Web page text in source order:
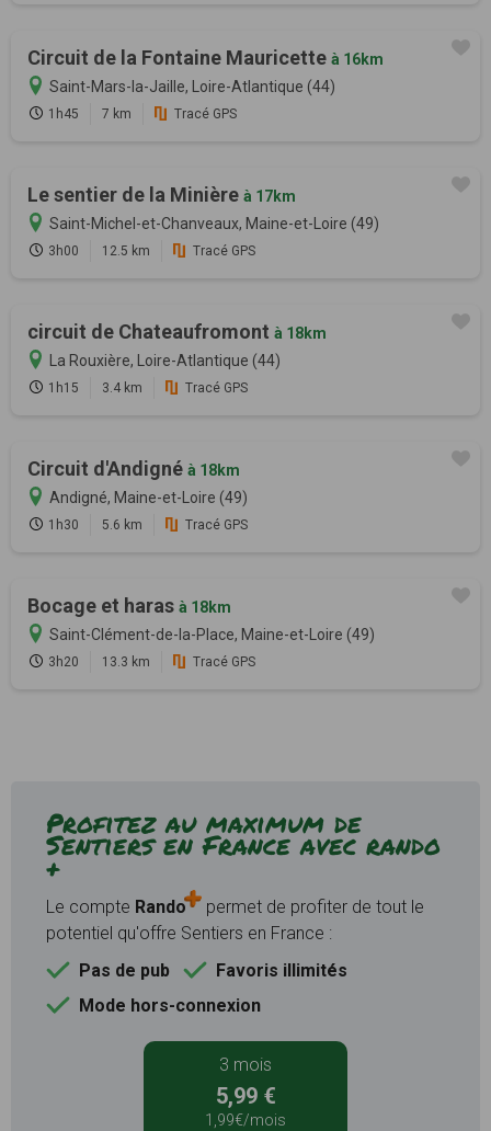
Circuit de la Fontaine Mauricette à 16km
Saint-Mars-la-Jaille, Loire-Atlantique (44)
1h45 7 km Tracé GPS
Le sentier de la Minière à 17km
Saint-Michel-et-Chanveaux, Maine-et-Loire (49)
3h00 12.5 km Tracé GPS
circuit de Chateaufromont à 18km
La Rouxière, Loire-Atlantique (44)
1h15 3.4 km Tracé GPS
Circuit d'Andigné à 18km
Andigné, Maine-et-Loire (49)
1h30 5.6 km Tracé GPS
Bocage et haras à 18km
Saint-Clément-de-la-Place, Maine-et-Loire (49)
3h20 13.3 km Tracé GPS
Profitez au maximum de
Sentiers en France avec rando
+
Le compte Rando
permet de profiter de tout le
potentiel qu'offre Sentiers en France :
Pas de pub
Favoris illimités
Mode hors-connexion
3 mois
5,99 €
1,99€/mois